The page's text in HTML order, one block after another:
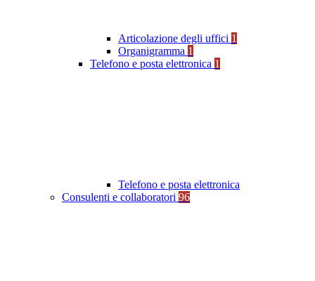
Articolazione degli uffici 1
Organigramma 1
Telefono e posta elettronica 1
Telefono e posta elettronica
Consulenti e collaboratori 96